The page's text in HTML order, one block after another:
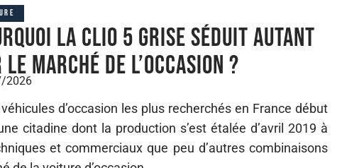
la Clio 5 grise séduit autant
marché de l’occasion ?
2026
d’occasion les plus recherchés en France début
citadine dont la production s’est étalée d’avril 2019 à
et commerciaux que peu d’autres combinaisons